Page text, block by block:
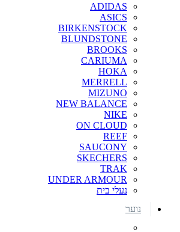
ADIDAS
ASICS
BIRKENSTOCK
BLUNDSTONE
BROOKS
CARIUMA
HOKA
MERRELL
MIZUNO
NEW BALANCE
NIKE
ON CLOUD
REEF
SAUCONY
SKECHERS
TRAK
UNDER ARMOUR
נעלי בית
נוער